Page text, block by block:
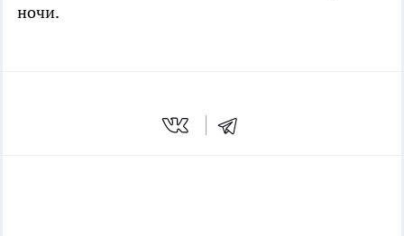
ночи.